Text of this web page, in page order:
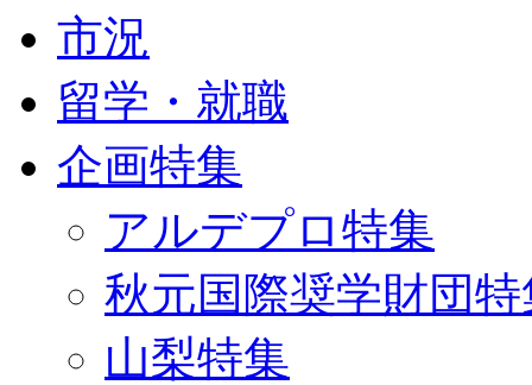
市況
留学・就職
企画特集
アルデプロ特集
秋元国際奨学財団特
山梨特集